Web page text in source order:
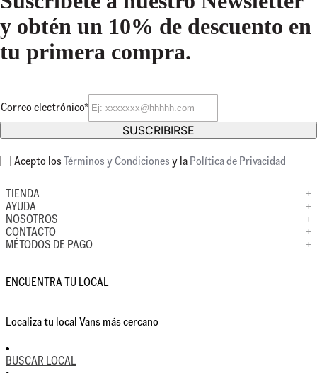
y obtén un 10% de descuento en
tu primera compra.
Correo electrónico*
SUSCRIBIRSE
Acepto losTérminos y Condicionesy laPolítica de Privacidad
TIENDA
+
AYUDA
+
NOSOTROS
+
CONTACTO
+
MÉTODOS DE PAGO
+
ENCUENTRA TU LOCAL
Localiza tu local Vans más cercano
BUSCAR LOCAL